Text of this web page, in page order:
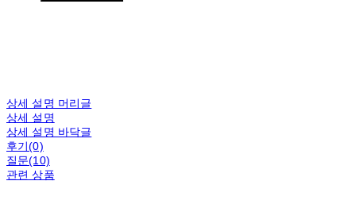
상세 설명 머리글
상세 설명
상세 설명 바닥글
후기(0)
질문(10)
관련 상품